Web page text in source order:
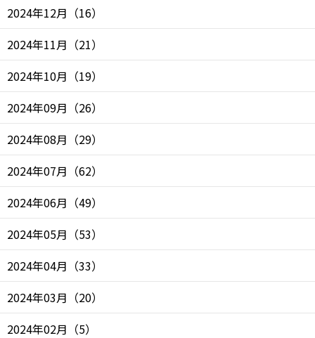
2024年12月 （16）
2024年11月 （21）
2024年10月 （19）
2024年09月 （26）
2024年08月 （29）
2024年07月 （62）
2024年06月 （49）
2024年05月 （53）
2024年04月 （33）
2024年03月 （20）
2024年02月 （5）